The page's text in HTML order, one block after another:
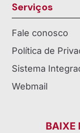
Serviços
Fale conosco
Política de
Sistema
Webmail
BAIXE